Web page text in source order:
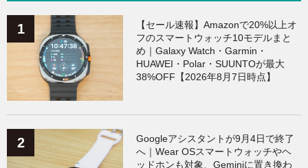
【セール速報】Amazonで20%以上オ
フのスマートウォッチ10モデルまと
め｜Galaxy Watch・Garmin・
HUAWEI・Polar・SUUNTOが最大
38%OFF【2026年8月7日時点】
Googleアシスタントが9月4日で終了
へ｜Wear OSスマートウォッチやヘ
ッドホンも対象、Geminiに置き換わ